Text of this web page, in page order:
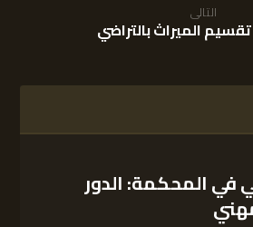
التالى
الميراث بالتراضي
في المحكمة: الدور